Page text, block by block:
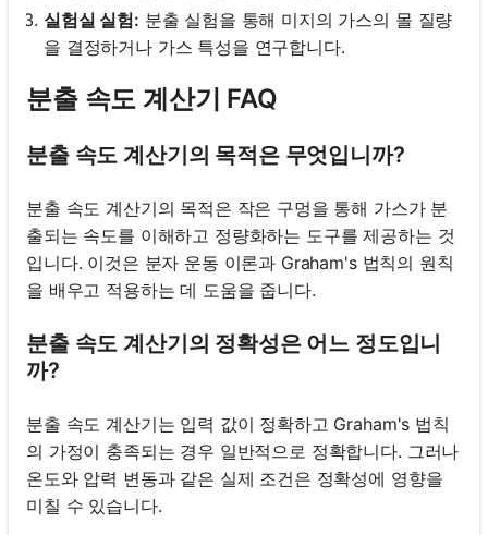
실험실 실험: 분출 실험을 통해 미지의 가스의 몰 질량
을 결정하거나 가스 특성을 연구합니다.
분출 속도 계산기 FAQ
분출 속도 계산기의 목적은 무엇입니까?
분출 속도 계산기의 목적은 작은 구멍을 통해 가스가 분
출되는 속도를 이해하고 정량화하는 도구를 제공하는 것
입니다. 이것은 분자 운동 이론과 Graham's 법칙의 원칙
을 배우고 적용하는 데 도움을 줍니다.
분출 속도 계산기의 정확성은 어느 정도입니
까?
분출 속도 계산기는 입력 값이 정확하고 Graham's 법칙
의 가정이 충족되는 경우 일반적으로 정확합니다. 그러나
온도와 압력 변동과 같은 실제 조건은 정확성에 영향을
미칠 수 있습니다.